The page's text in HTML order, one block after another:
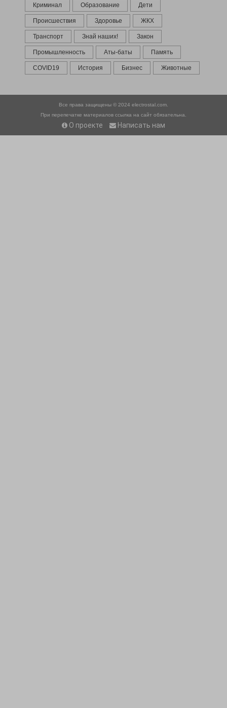
Криминал Образование Дети
Происшествия Здоровье ЖКХ
Транспорт Знай наших! Закон
Промышленность Аты-баты Память
COVID19 История Бизнес Животные
Все права защищены © 2024 electrostal.com.
При перепечатке материалов ссылка на сайт обязательна.
О проекте Написать нам